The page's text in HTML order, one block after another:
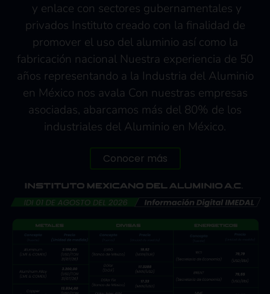
y enlace con sectores gubernamentales y
privados Instituto creado con la finalidad de
promover el uso del aluminio así como la
fabricación nacional Nuestra experiencia de 50
años representando a la Industria del Aluminio
en México nos avala Con nuestras empresas
asociadas, abarcamos más del 80% de los
industriales del Aluminio en México.
Conocer más